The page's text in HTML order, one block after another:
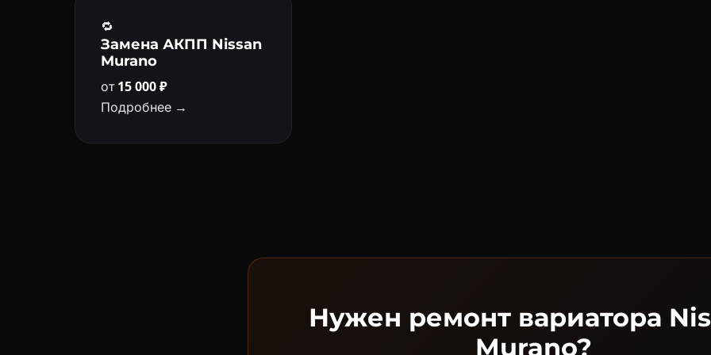
🔁
Замена АКПП Nissan
Murano
от15 000 ₽
Подробнее →
Нужен ремонт вариатора
Murano?